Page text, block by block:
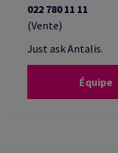
022 780 11 11
(Vente)
Just ask Antalis.
Équipe